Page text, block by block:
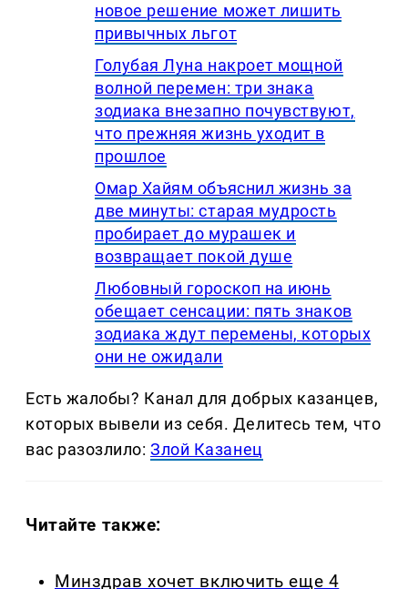
новое решение может лишить
привычных льгот
Голубая Луна накроет мощной
волной перемен: три знака
зодиака внезапно почувствуют,
что прежняя жизнь уходит в
прошлое
Омар Хайям объяснил жизнь за
две минуты: старая мудрость
пробирает до мурашек и
возвращает покой душе
Любовный гороскоп на июнь
обещает сенсации: пять знаков
зодиака ждут перемены, которых
они не ожидали
Есть жалобы? Канал для добрых казанцев,
которых вывели из себя. Делитеcь тем, что
вас разозлило:Злой Казанец
Читайте также:
Минздрав хочет включить еще 4